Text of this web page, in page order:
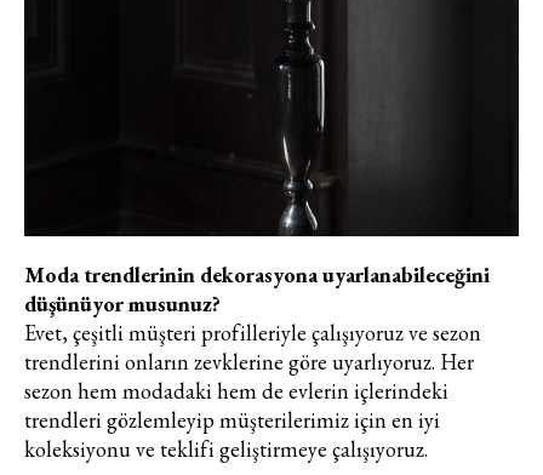
Turkuvaz Haberleşme ve Yayıncılık
https://vogue.com.tr/
internet sitesi
üzerinden sunulan ürün ve
hizmetlere ilişkin reklam, tanıtım,
pazarlama ve kutlama/ temenni
amaçlı her türlü e-bülten/ ticari
elektronik ileti gönderiminin e-posta
yoluyla tarafıma yapılmasına onay
Moda trendlerinin dekorasyona uyarlanabileceğini
düşünüyor musunuz?
Evet, çeşitli müşteri profilleriyle çalışıyoruz ve sezon
trendlerini onların zevklerine göre uyarlıyoruz. Her
sezon hem modadaki hem de evlerin içlerindeki
trendleri gözlemleyip müşterilerimiz için en iyi
koleksiyonu ve teklifi geliştirmeye çalışıyoruz.